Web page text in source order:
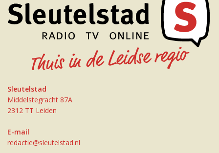
Sleutelstad
Middelstegracht 87A
2312 TT Leiden
E-mail
redactie@sleutelstad.nl